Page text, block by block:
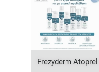
Frezyderm Atoprel